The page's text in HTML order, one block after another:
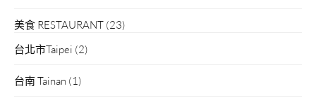
美食 RESTAURANT (23)
台北市Taipei (2)
台南 Tainan (1)